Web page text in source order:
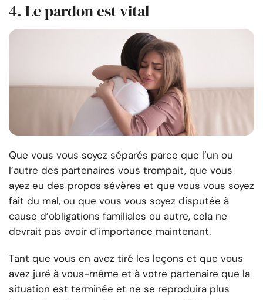
4. Le pardon est vital
Que vous vous soyez séparés parce que l’un ou
l’autre des partenaires vous trompait, que vous
ayez eu des propos sévères et que vous vous soyez
fait du mal, ou que vous vous soyez disputée à
cause d’obligations familiales ou autre, cela ne
devrait pas avoir d’importance maintenant.
Tant que vous en avez tiré les leçons et que vous
avez juré à vous-même et à votre partenaire que la
situation est terminée et ne se reproduira plus